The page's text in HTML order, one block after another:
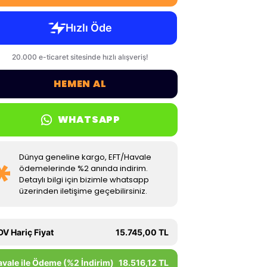
HEMEN AL
WHATSAPP
Dünya geneline kargo, EFT/Havale
ödemelerinde %2 anında indirim.
Detaylı bilgi için bizimle whatsapp
üzerinden iletişime geçebilirsiniz.
Hariç Fiyat 15.745,00 TL
ile Ödeme (%2 İndirim) 18.516,12 TL